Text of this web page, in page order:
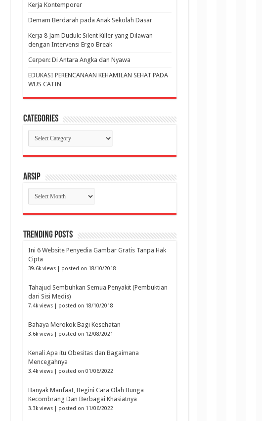
Kerja Kontemporer
Demam Berdarah pada Anak Sekolah Dasar
Kerja 8 Jam Duduk: Silent Killer yang Dilawan
dengan Intervensi Ergo Break
Cerpen: Di Antara Angka dan Nyawa
EDUKASI PERENCANAAN KEHAMILAN SEHAT PADA
WUS CATIN
Categories
Categories
Arsip
Arsip
Trending Posts
Ini 6 Website Penyedia Gambar Gratis Tanpa Hak
Cipta
39.6k views| posted on 18/10/2018
Tahajud Sembuhkan Semua Penyakit (Pembuktian
dari Sisi Medis)
7.4k views| posted on 18/10/2018
Bahaya Merokok Bagi Kesehatan
3.6k views| posted on 12/08/2021
Kenali Apa itu Obesitas dan Bagaimana
Mencegahnya
3.4k views| posted on 01/06/2022
Banyak Manfaat, Begini Cara Olah Bunga
Kecombrang Dan Berbagai Khasiatnya
3.3k views| posted on 11/06/2022